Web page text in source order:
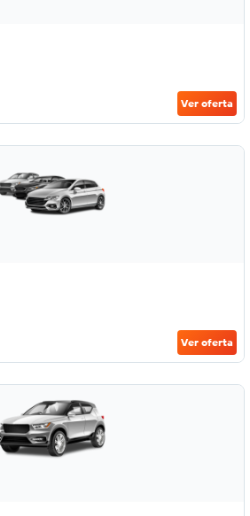
Ver oferta
Ver oferta